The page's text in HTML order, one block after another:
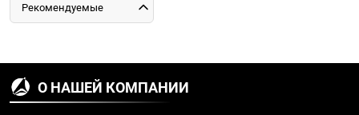
Рекомендуемые
О НАШЕЙ КОМПАНИИ